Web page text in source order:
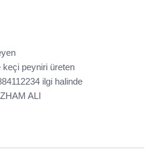
keçi peyniri üreten
ilgi halinde
ALI